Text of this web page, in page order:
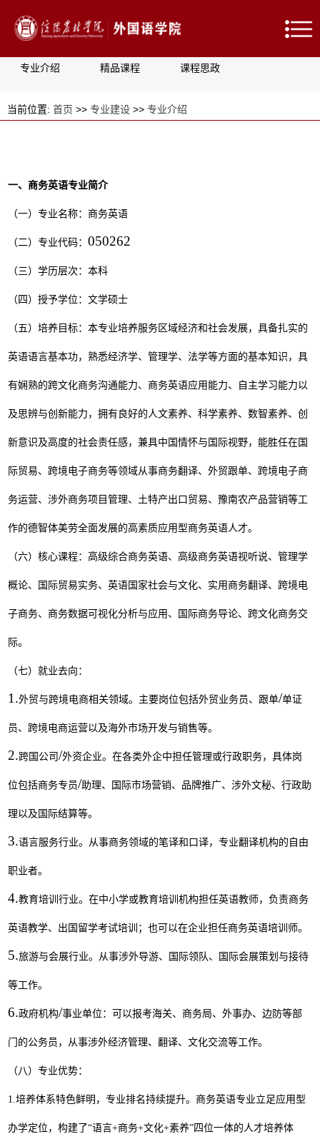
专业介绍 精品课程 课程思政
当前位置: 首页 >> 专业建设 >> 专业介绍
一、商务英语专业简介
（一）专业名称：商务英语
（二）专业代码：050262
（三）学历层次：本科
（四）授予学位：文学硕士
（五）培养目标：本专业培养服务区域经济和社会发展，具备扎实的
英语语言基本功，熟悉经济学、管理学、法学等方面的基本知识，具
有娴熟的跨文化商务沟通能力、商务英语应用能力、自主学习能力以
及思辨与创新能力，拥有良好的人文素养、科学素养、数智素养、创
新意识及高度的社会责任感，兼具中国情怀与国际视野，能胜任在国
际贸易、跨境电子商务等领域从事商务翻译、外贸跟单、跨境电子商
务运营、涉外商务项目管理、土特产出口贸易、豫南农产品营销等工
作的德智体美劳全面发展的高素质应用型商务英语人才。
（六）核心课程：高级综合商务英语、高级商务英语视听说、管理学
概论、国际贸易实务、英语国家社会与文化、实用商务翻译、跨境电
子商务、商务数据可视化分析与应用、国际商务导论、跨文化商务交
际。
（七）就业去向 ：
1.外贸与跨境电商相关领域。主要岗位包括外贸业务员、跟单/单证
员、跨境电商运营以及海外市场开发与销售等。
2.跨国公司/外资企业。在各类外企中担任管理或行政职务，具体岗
位包括商务专员/助理、国际市场营销、 品牌推广、涉外文秘、行政助
理以及国际结算等。
3.语言服务行业。 从事商务领域的笔译和口译，专业翻译机构的 自由
职业者。
4.教育培训行业。在中小学或教育培训机构担任英语教师，负责商务
英语教学、出国留学考试培训；也可以在企业担任商务英语培训师。
5.旅游与会展行业。 从事涉外导游、 国际领队、国际会展策划与接待
等工作。
6.政府机构/事业单位：可以报考海关、商务局、外事办、边防等部
门的公务员，从事涉外经济管理、翻译、文化交流等工作。
（八）专业优势：
1.培养体系特色鲜明，专业排名持续提升。商务英语专业立足应用型
办学定位，构建了“语言+商务+文化+素养”四位一体的人才培养体